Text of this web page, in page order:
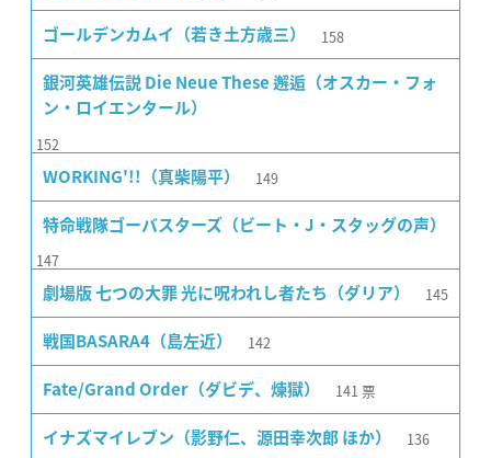
ゴールデンカムイ（若き土方歳三） 158
銀河英雄伝説 Die Neue These 邂逅（オスカー・フォ
ン・ロイエンタール）
152
WORKING'!!（真柴陽平） 149
特命戦隊ゴーバスターズ（ビート・J・スタッグの声）
147
劇場版 七つの大罪 光に呪われし者たち（ダリア） 145
戦国BASARA4（島左近） 142
Fate/Grand Order（ダビデ、煉獄） 141 票
イナズマイレブン（影野仁、源田幸次郎 ほか） 136